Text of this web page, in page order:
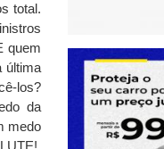
total.
quem
última
los?
da
medo